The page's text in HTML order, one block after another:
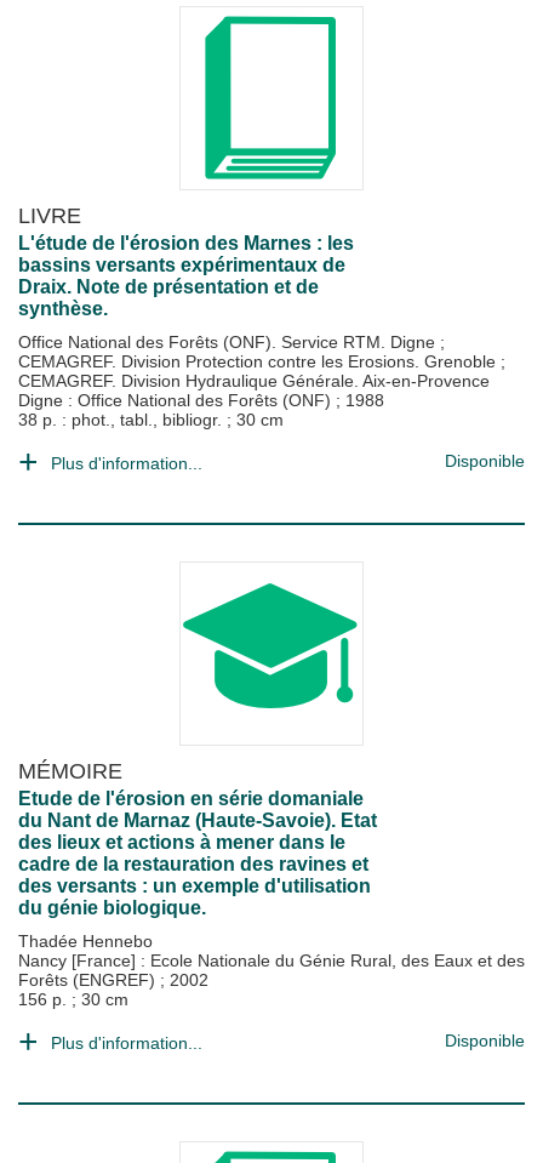
LIVRE
L'étude de l'érosion des Marnes : les
bassins versants expérimentaux de
Draix. Note de présentation et de
synthèse.
Office National des Forêts (ONF). Service RTM. Digne ;
CEMAGREF. Division Protection contre les Erosions. Grenoble ;
CEMAGREF. Division Hydraulique Générale. Aix-en-Provence
Digne : Office National des Forêts (ONF) ; 1988
38 p. : phot., tabl., bibliogr. ; 30 cm
Plus d'information... Disponible
MÉMOIRE
Etude de l'érosion en série domaniale
du Nant de Marnaz (Haute-Savoie). Etat
des lieux et actions à mener dans le
cadre de la restauration des ravines et
des versants : un exemple d'utilisation
du génie biologique.
Thadée Hennebo
Nancy [France] : Ecole Nationale du Génie Rural, des Eaux et des
Forêts (ENGREF) ; 2002
156 p. ; 30 cm
Plus d'information... Disponible